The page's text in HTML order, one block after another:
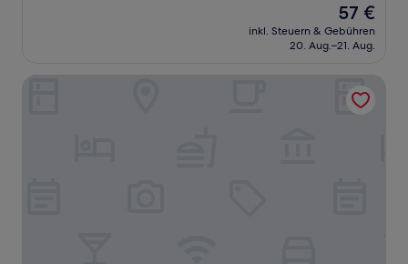
Der
Preis
beträgt
57 €
inkl. Steuern & Gebühren
20. Aug.–21. Aug.